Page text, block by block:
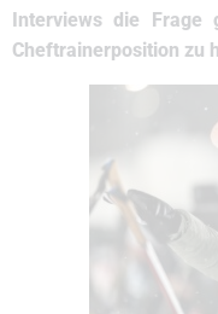
Interviews die
Cheftrainerposition zu